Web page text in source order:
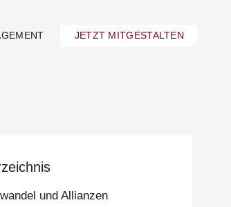
JETZT MITGESTALTEN
und Allianzen